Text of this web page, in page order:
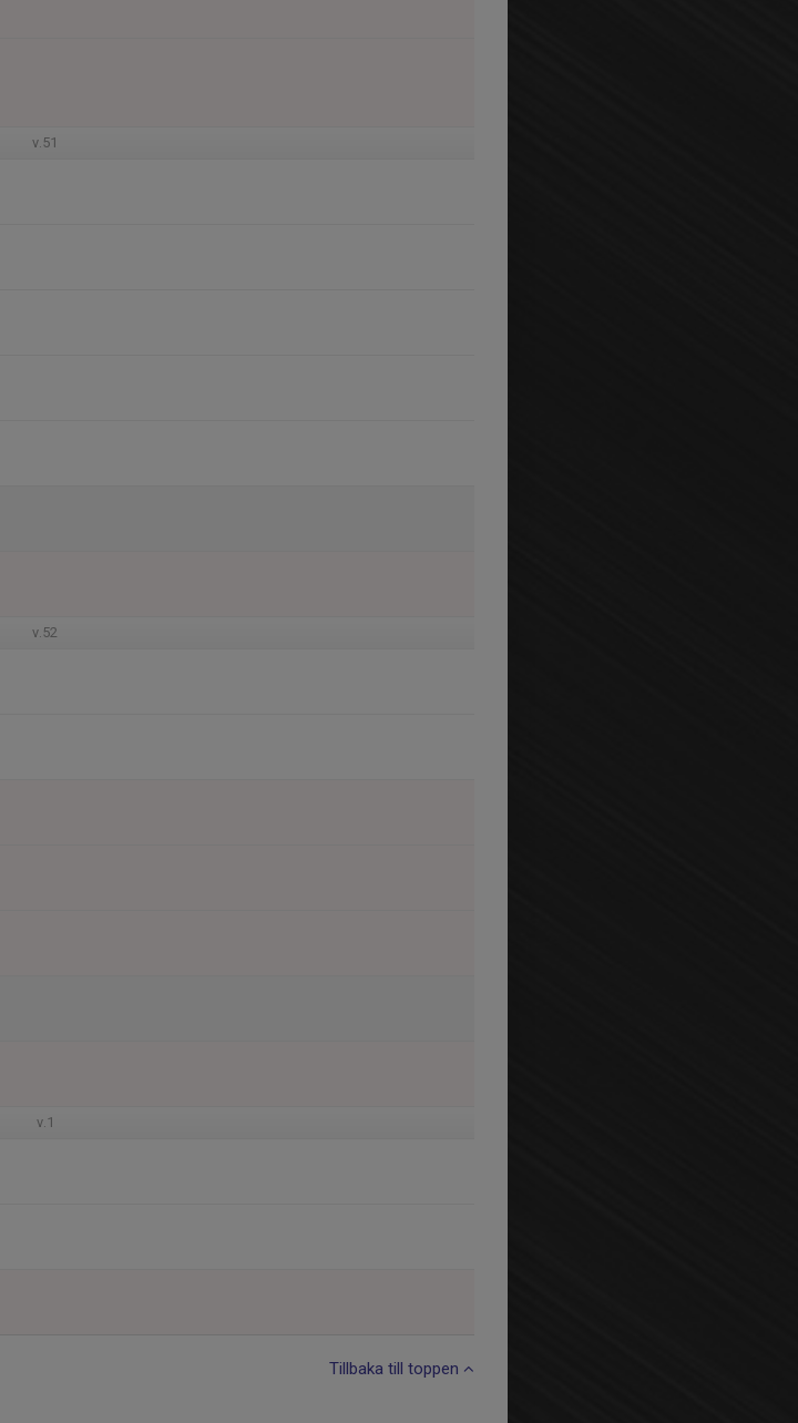
v.51
v.52
v.1
Tillbaka till toppen